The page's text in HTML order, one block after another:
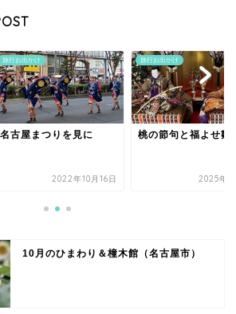
旅行お出かけ
名古屋まつりを見に
2022年10月16日
旅行お出かけ
桃の節句と福よせ雛
2025年3
10月のひまわり＆橦木館（名古屋市）